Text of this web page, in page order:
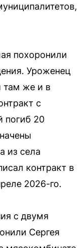
похоронили
Уроженец
там же и в
с
погиб 20
из села
контракт в
2026-го.
с двумя
Сергея